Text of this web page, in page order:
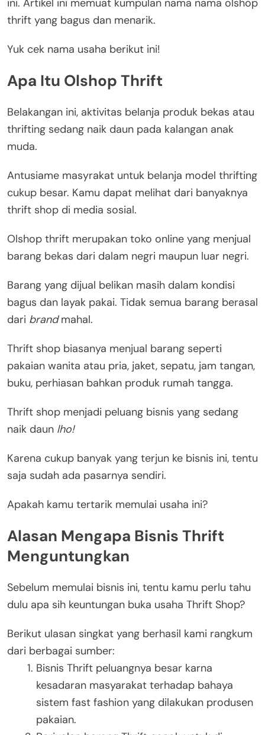
thrift yang bagus dan menarik.
Yuk cek nama usaha berikut ini!
Apa Itu Olshop Thrift
Belakangan ini, aktivitas belanja produk bekas atau
thrifting sedang naik daun pada kalangan anak
muda.
Antusiame masyrakat untuk belanja model thrifting
cukup besar. Kamu dapat melihat dari banyaknya
thrift shop di media sosial.
Olshop thrift merupakan toko online yang menjual
barang bekas dari dalam negri maupun luar negri.
Barang yang dijual belikan masih dalam kondisi
bagus dan layak pakai. Tidak semua barang berasal
dari brandmahal.
Thrift shop biasanya menjual barang seperti
pakaian wanita atau pria, jaket, sepatu, jam tangan,
buku, perhiasan bahkan produk rumah tangga.
Thrift shop menjadi peluang bisnis yang sedang
naik daun lho!
Karena cukup banyak yang terjun ke bisnis ini, tentu
saja sudah ada pasarnya sendiri.
Apakah kamu tertarik memulai usaha ini?
Alasan Mengapa Bisnis Thrift
Menguntungkan
Sebelum memulai bisnis ini, tentu kamu perlu tahu
dulu apa sih keuntungan buka usaha Thrift Shop?
Berikut ulasan singkat yang berhasil kami rangkum
dari berbagai sumber:
Bisnis Thrift peluangnya besar karna
kesadaran masyarakat terhadap bahaya
sistem fast fashion yang dilakukan produsen
pakaian.